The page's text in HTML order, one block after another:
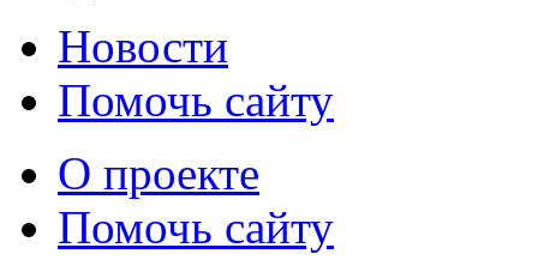
Новости
Помочь сайту
О проекте
Помочь сайту